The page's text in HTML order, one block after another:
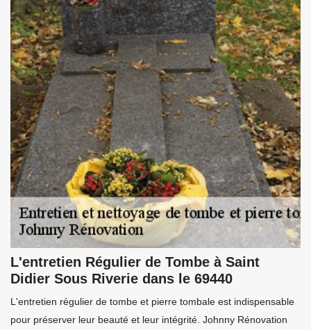
L'entretien Régulier de Tombe à Saint
Didier Sous Riverie dans le 69440
L'entretien régulier de tombe et pierre tombale est indispensable
pour préserver leur beauté et leur intégrité. Johnny Rénovation